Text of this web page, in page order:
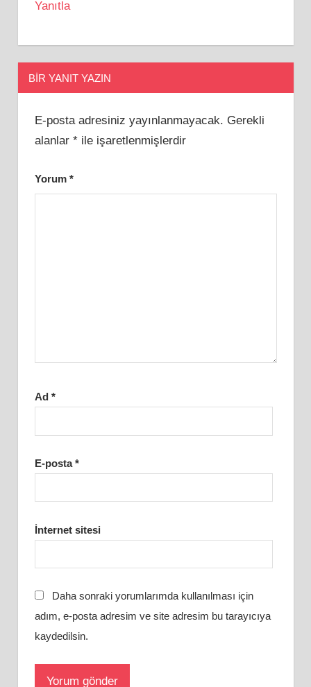
Yanıtla
BIR YANIT YAZIN
E-posta adresiniz yayınlanmayacak. Gerekli
alanlar *ile işaretlenmişlerdir
Yorum *
Ad *
E-posta*
İnternet sitesi
Daha sonraki yorumlarımda kullanılması için
adım, e-posta adresim ve site adresim bu tarayıcıya
kaydedilsin.